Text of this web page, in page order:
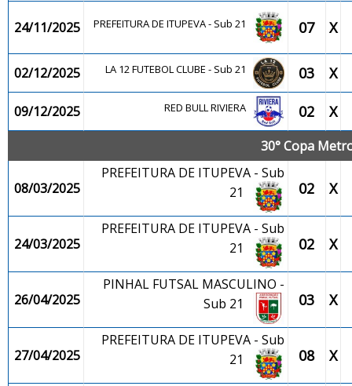
24/11/2025 PREFEITURA DE ITUPEVA - Sub 21 07 X
02/12/2025 LA 12 FUTEBOL CLUBE - Sub 21 03 X
09/12/2025 RED BULL RIVIERA 02 X
30° Copa
08/03/2025
PREFEITURA DE ITUPEVA - Sub
21
02 X
24/03/2025
PREFEITURA DE ITUPEVA - Sub
21
02 X
26/04/2025
PINHAL FUTSAL MASCULINO -
Sub 21
03 X
27/04/2025
PREFEITURA DE ITUPEVA - Sub
21
08 X